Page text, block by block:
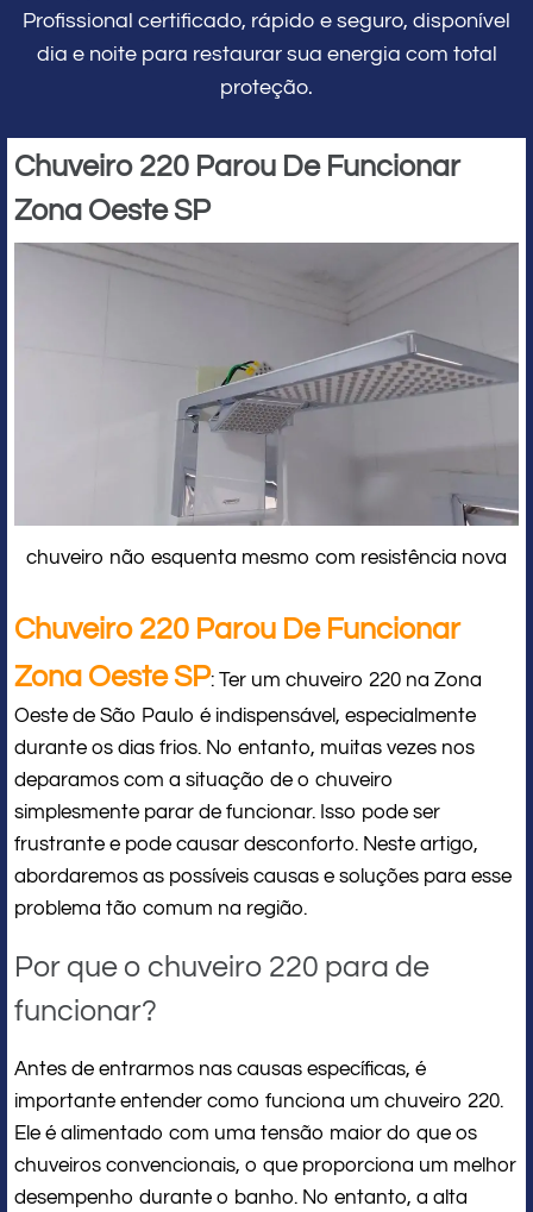
Profissional certificado, rápido e seguro, disponível
dia e noite para restaurar sua energia com total
proteção.
Chuveiro 220 Parou De Funcionar
Zona Oeste SP
chuveiro não esquenta mesmo com resistência nova
Chuveiro 220 Parou De Funcionar
Zona Oeste SP: Ter um chuveiro 220 na Zona
Oeste de São Paulo é indispensável, especialmente
durante os dias frios. No entanto, muitas vezes nos
deparamos com a situação de o chuveiro
simplesmente parar de funcionar. Isso pode ser
frustrante e pode causar desconforto. Neste artigo,
abordaremos as possíveis causas e soluções para esse
problema tão comum na região.
Por que o chuveiro 220 para de
funcionar?
Antes de entrarmos nas causas específicas, é
importante entender como funciona um chuveiro 220.
Ele é alimentado com uma tensão maior do que os
chuveiros convencionais, o que proporciona um melhor
desempenho durante o banho. No entanto, a alta